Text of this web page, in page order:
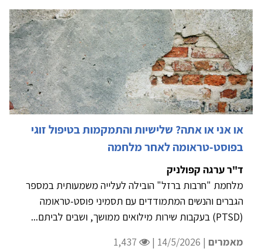
או אני או אתה? שלישיות והתמקמות בטיפול זוגי
בפוסט-טראומה לאחר מלחמה
ד"ר ערגה קפולניק
מלחמת "חרבות ברזל" הובילה לעלייה משמעותית במספר
הגברים והנשים המתמודדים עם תסמיני פוסט-טראומה
(PTSD) בעקבות שירות מילואים ממושך, ושבים לביתם...
מאמרים | 14/5/2026 |